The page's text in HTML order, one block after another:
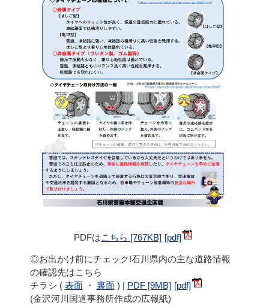
PDFはこちら [767KB]
◎お出かけ前にチェック!石川県内の主な道路情報
の確認先はこちら
チラシ ( 表面 ・ 裏面 ) |
PDF [9MB]
(金沢河川国道事務所作成の広報紙)